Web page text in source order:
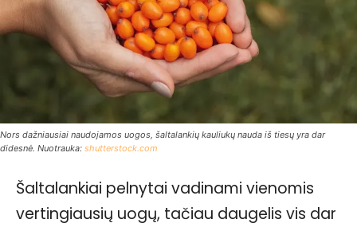
Nors dažniausiai naudojamos uogos, šaltalankių kauliukų nauda iš tiesų yra dar
didesnė. Nuotrauka: shutterstock.com
Šaltalankiai pelnytai vadinami vienomis
vertingiausių uogų, tačiau daugelis vis dar